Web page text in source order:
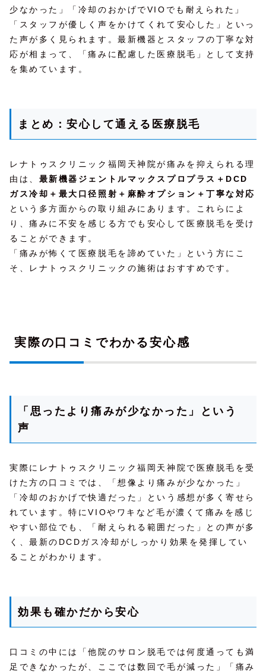
少なかった」「冷却のおかげでVIOでも耐えられた」
「スタッフが優しく声をかけてくれて安心した」といっ
た声が多く見られます。最新機器とスタッフの丁寧な対
応が相まって、「痛みに配慮した医療脱毛」として支持
を集めています。
まとめ：安心して通える医療脱毛
レナトゥスクリニック福岡天神院が痛みを抑えられる理
由は、 最新機器ジェントルマックスプロプラス＋DCD
ガス冷却＋最大口径照射＋麻酔オプション＋丁寧な対応
という多方面からの取り組みにあります。これらによ
り、痛みに不安を感じる方でも安心して医療脱毛を受け
ることができます。
「痛みが怖くて医療脱毛を諦めていた」という方にこ
そ、レナトゥスクリニックの施術はおすすめです。
実際の口コミでわかる安心感
「思ったより痛みが少なかった」という
声
実際にレナトゥスクリニック福岡天神院で医療脱毛を受
けた方の口コミでは、「想像より痛みが少なかった」
「冷却のおかげで快適だった」という感想が多く寄せら
れています。特にVIOやワキなど毛が濃くて痛みを感じ
やすい部位でも、「耐えられる範囲だった」との声が多
く、最新のDCDガス冷却がしっかり効果を発揮してい
ることがわかります。
効果も確かだから安心
口コミの中には「他院のサロン脱毛では何度通っても満
足できなかったが、ここでは数回で毛が減った」「痛み